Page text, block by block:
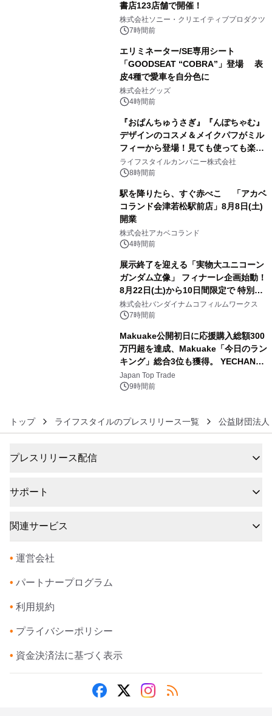
書店123店舗で開催！
株式会社ソニー・クリエイティブプロダクツ
7時間前
エリミネーター/SE専用シート
「GOODSEAT “COBRA”」登場 表
皮4種で愛車を自分色に
株式会社グッズ
4時間前
『おぱんちゅうさぎ』『んぽちゃむ』
デザインのコスメ＆メイクパフがミル
フィーから登場！見ても使っても楽し
い、ポップでキュートなコレクショ
ン。
ライフスタイルカンパニー株式会社
8時間前
駅を降りたら、すぐ赤べこ 「アカベ
コランド会津若松駅前店」8月8日(土)
開業
株式会社アカベコランド
4時間前
展示終了を迎える「実物大ユニコーン
ガンダム立像」 フィナーレ企画始動！
8月22日(土)から10日間限定で 特別映
像『UNICORN GUNDAM Statue ―
BEYOND POSSIBILITY ―』を上映！
株式会社バンダイナムコフィルムワークス
7時間前
Makuake公開初日に応援購入総額300
万円超を達成、Makuake「今日のラン
キング」総合3位も獲得。 YECHAN音
浴シンギングボウル第2弾の大型サイ
ズ（XL・2XL・3XL）を先行販売中
Japan Top Trade
9時間前
トップ ライフスタイルのプレスリリース一覧 公益財団法
プレスリリース配信
サポート
関連サービス
• 運営会社
• パートナープログラム
• 利用規約
• プライバシーポリシー
• 資金決済法に基づく表示